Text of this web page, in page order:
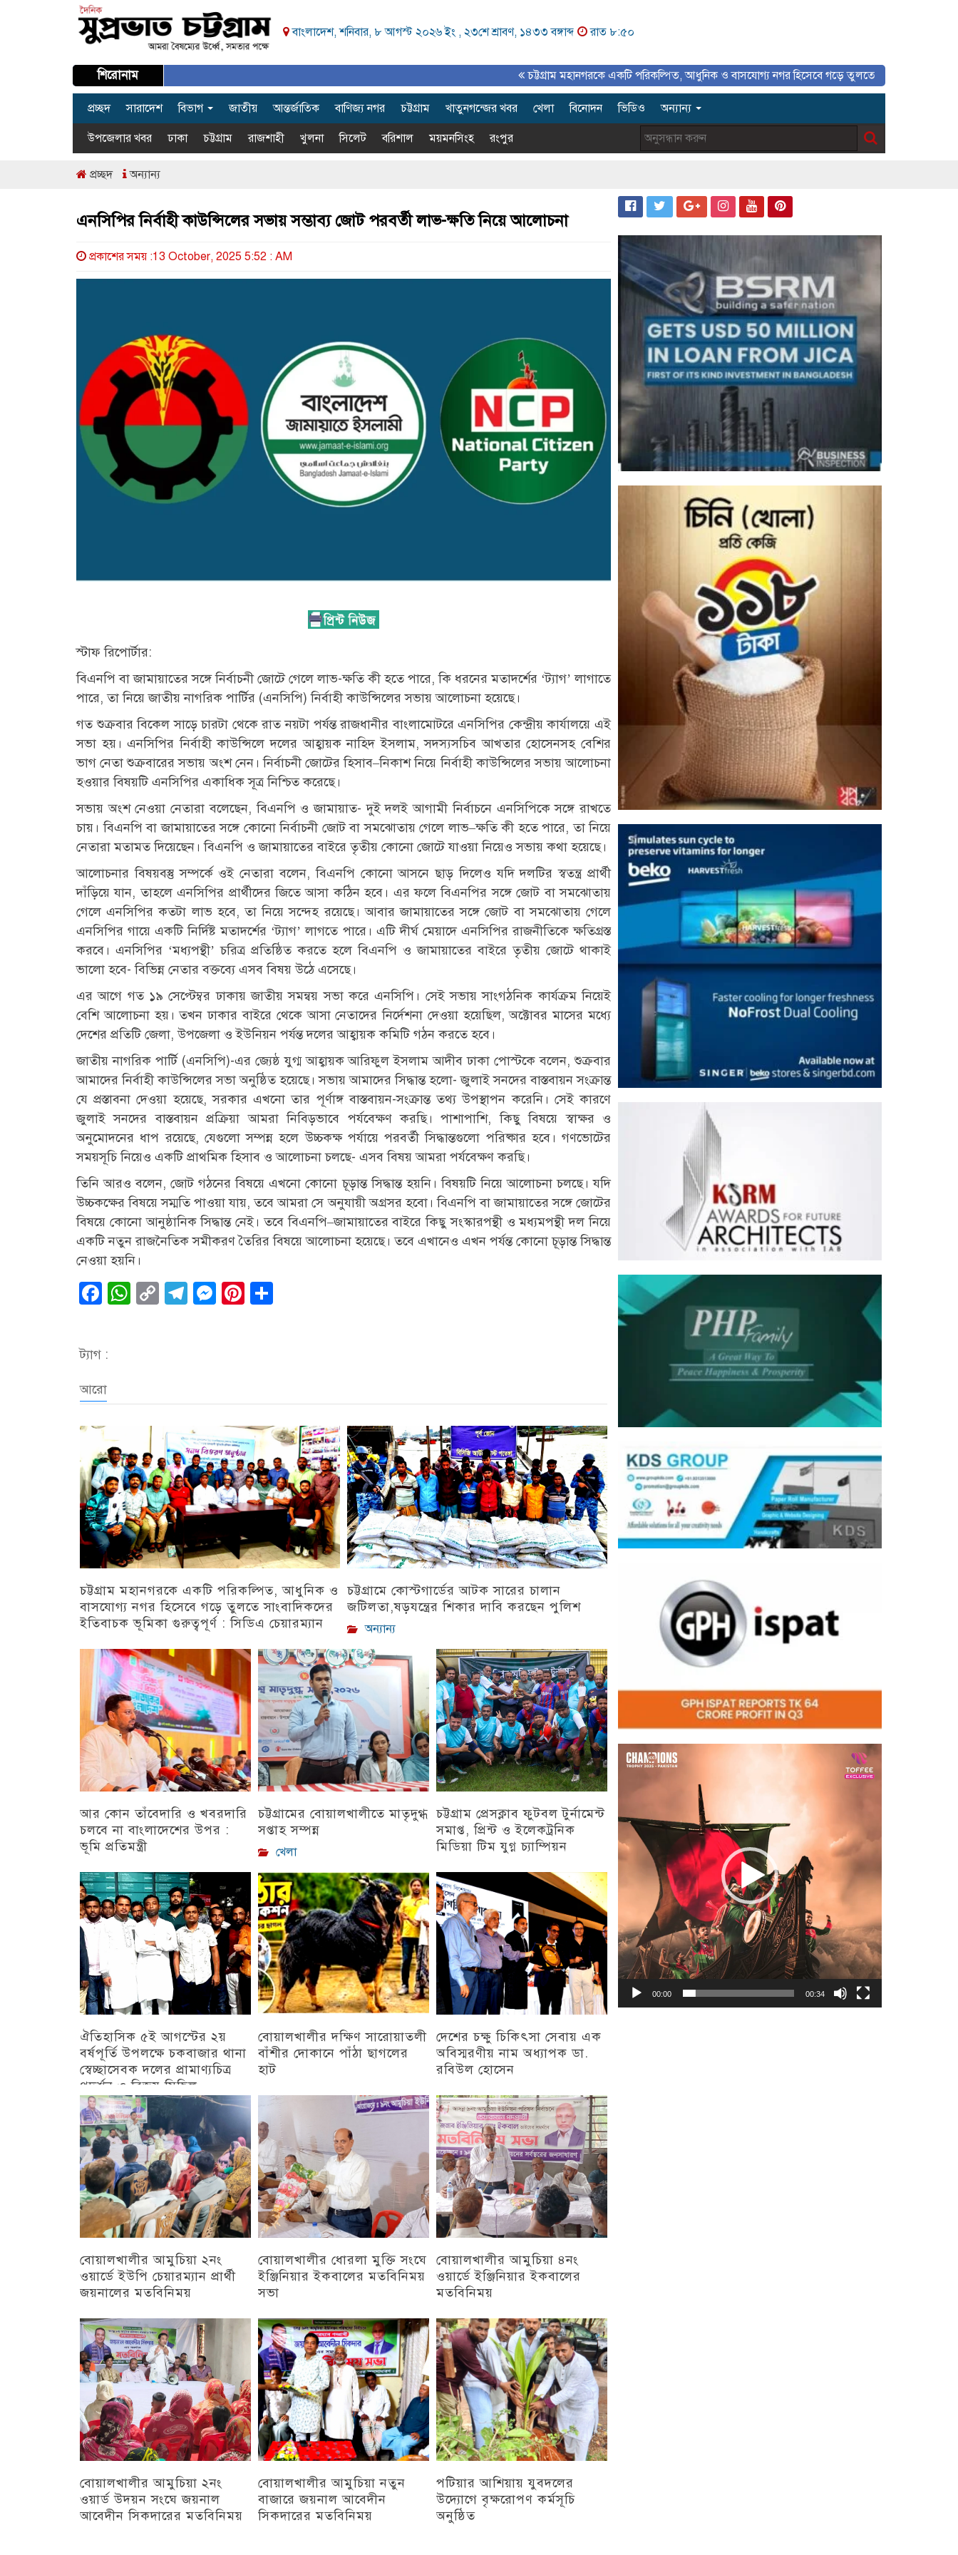
বাংলাদেশ, শনিবার, ৮ আগস্ট ২০২৬ ইং , ২৩শে শ্রাবণ, ১৪৩৩ বঙ্গাব্দ রাত ৮:৫০
শিরোনাম চট্টগ্রাম মহানগরকে একটি পরিকল্পিত, আধুনিক ও বাসযোগ্য নগর হিসেবে গড়ে তুলতে সাংবাদিকদের ইতিবাচক
প্রচ্ছদ সারাদেশ বিভাগ জাতীয় আন্তর্জাতিক বাণিজ্য নগর চট্টগ্রাম খাতুনগন্জের খবর খেলা বিনোদন ভিডিও অন্যান্য
উপজেলার খবর ঢাকা চট্টগ্রাম রাজশাহী খুলনা সিলেট বরিশাল ময়মনসিংহ রংপুর
প্রচ্ছদ অন্যান্য
এনসিপির নির্বাহী কাউন্সিলের সভায় সম্ভাব্য জোট পরবর্তী লাভ-ক্ষতি নিয়ে আলোচনা
প্রকাশের সময় :13 October, 2025 5:52 : AM
স্টাফ রিপোর্টার:
বিএনপি বা জামায়াতের সঙ্গে নির্বাচনী জোটে গেলে লাভ-ক্ষতি কী হতে পারে, কি ধরনের মতাদর্শের ‘ট্যাগ’ লাগাতে
পারে, তা নিয়ে জাতীয় নাগরিক পার্টির (এনসিপি) নির্বাহী কাউন্সিলের সভায় আলোচনা হয়েছে।
গত শুক্রবার বিকেল সাড়ে চারটা থেকে রাত নয়টা পর্যন্ত রাজধানীর বাংলামোটরে এনসিপির কেন্দ্রীয় কার্যালয়ে এই
সভা হয়। এনসিপির নির্বাহী কাউন্সিলে দলের আহ্বায়ক নাহিদ ইসলাম, সদস্যসচিব আখতার হোসেনসহ বেশির
ভাগ নেতা শুক্রবারের সভায় অংশ নেন। নির্বাচনী জোটের হিসাব–নিকাশ নিয়ে নির্বাহী কাউন্সিলের সভায় আলোচনা
হওয়ার বিষয়টি এনসিপির একাধিক সূত্র নিশ্চিত করেছে।
সভায় অংশ নেওয়া নেতারা বলেছেন, বিএনপি ও জামায়াত- দুই দলই আগামী নির্বাচনে এনসিপিকে সঙ্গে রাখতে
চায়। বিএনপি বা জামায়াতের সঙ্গে কোনো নির্বাচনী জোট বা সমঝোতায় গেলে লাভ–ক্ষতি কী হতে পারে, তা নিয়ে
নেতারা মতামত দিয়েছেন। বিএনপি ও জামায়াতের বাইরে তৃতীয় কোনো জোটে যাওয়া নিয়েও সভায় কথা হয়েছে।
আলোচনার বিষয়বস্তু সম্পর্কে ওই নেতারা বলেন, বিএনপি কোনো আসনে ছাড় দিলেও যদি দলটির স্বতন্ত্র প্রার্থী
দাঁড়িয়ে যান, তাহলে এনসিপির প্রার্থীদের জিতে আসা কঠিন হবে। এর ফলে বিএনপির সঙ্গে জোট বা সমঝোতায়
গেলে এনসিপির কতটা লাভ হবে, তা নিয়ে সন্দেহ রয়েছে। আবার জামায়াতের সঙ্গে জোট বা সমঝোতায় গেলে
এনসিপির গায়ে একটি নির্দিষ্ট মতাদর্শের ‘ট্যাগ’ লাগতে পারে। এটি দীর্ঘ মেয়াদে এনসিপির রাজনীতিকে ক্ষতিগ্রস্ত
করবে। এনসিপির ‘মধ্যপন্থী’ চরিত্র প্রতিষ্ঠিত করতে হলে বিএনপি ও জামায়াতের বাইরে তৃতীয় জোটে থাকাই
ভালো হবে- বিভিন্ন নেতার বক্তব্যে এসব বিষয় উঠে এসেছে।
এর আগে গত ১৯ সেপ্টেম্বর ঢাকায় জাতীয় সমন্বয় সভা করে এনসিপি। সেই সভায় সাংগঠনিক কার্যক্রম নিয়েই
বেশি আলোচনা হয়। তখন ঢাকার বাইরে থেকে আসা নেতাদের নির্দেশনা দেওয়া হয়েছিল, অক্টোবর মাসের মধ্যে
দেশের প্রতিটি জেলা, উপজেলা ও ইউনিয়ন পর্যন্ত দলের আহ্বায়ক কমিটি গঠন করতে হবে।
জাতীয় নাগরিক পার্টি (এনসিপি)-এর জ্যেষ্ঠ যুগ্ম আহ্বায়ক আরিফুল ইসলাম আদীব ঢাকা পোস্টকে বলেন, শুক্রবার
আমাদের নির্বাহী কাউন্সিলের সভা অনুষ্ঠিত হয়েছে। সভায় আমাদের সিদ্ধান্ত হলো- জুলাই সনদের বাস্তবায়ন সংক্রান্ত
যে প্রস্তাবনা দেওয়া হয়েছে, সরকার এখনো তার পূর্ণাঙ্গ বাস্তবায়ন-সংক্রান্ত তথ্য উপস্থাপন করেনি। সেই কারণে
জুলাই সনদের বাস্তবায়ন প্রক্রিয়া আমরা নিবিড়ভাবে পর্যবেক্ষণ করছি। পাশাপাশি, কিছু বিষয়ে স্বাক্ষর ও
অনুমোদনের ধাপ রয়েছে, যেগুলো সম্পন্ন হলে উচ্চকক্ষ পর্যায়ে পরবর্তী সিদ্ধান্তগুলো পরিষ্কার হবে। গণভোটের
সময়সূচি নিয়েও একটি প্রাথমিক হিসাব ও আলোচনা চলছে- এসব বিষয় আমরা পর্যবেক্ষণ করছি।
তিনি আরও বলেন, জোট গঠনের বিষয়ে এখনো কোনো চূড়ান্ত সিদ্ধান্ত হয়নি। বিষয়টি নিয়ে আলোচনা চলছে। যদি
উচ্চকক্ষের বিষয়ে সম্মতি পাওয়া যায়, তবে আমরা সে অনুযায়ী অগ্রসর হবো। বিএনপি বা জামায়াতের সঙ্গে জোটের
বিষয়ে কোনো আনুষ্ঠানিক সিদ্ধান্ত নেই। তবে বিএনপি–জামায়াতের বাইরে কিছু সংস্কারপন্থী ও মধ্যমপন্থী দল নিয়ে
একটি নতুন রাজনৈতিক সমীকরণ তৈরির বিষয়ে আলোচনা হয়েছে। তবে এখানেও এখন পর্যন্ত কোনো চূড়ান্ত সিদ্ধান্ত
নেওয়া হয়নি।
Facebook
WhatsApp
CopyTelegram
Messenger
Pinterest
ট্যাগ :
আরো
চট্টগ্রাম মহানগরকে একটি পরিকল্পিত, আধুনিক ও
বাসযোগ্য নগর হিসেবে গড়ে তুলতে সাংবাদিকদের
ইতিবাচক ভূমিকা গুরুত্বপূর্ণ : সিডিএ চেয়ারম্যান
চট্টগ্রাম
চট্টগ্রামে কোস্টগার্ডের আটক সারের চালান
জটিলতা,ষড়যন্ত্রের শিকার দাবি করছেন পুলিশ
অন্যান্য
আর কোন তাঁবেদারি ও খবরদারি
চলবে না বাংলাদেশের উপর :
ভূমি প্রতিমন্ত্রী
চট্টগ্রাম
চট্টগ্রামের বোয়ালখালীতে মাতৃদুগ্ধ
সপ্তাহ সম্পন্ন
খেলা
চট্টগ্রাম প্রেসক্লাব ফুটবল টুর্নামেন্ট
সমাপ্ত, প্রিন্ট ও ইলেকট্রনিক
মিডিয়া টিম যুগ্ন চ্যাম্পিয়ন
চট্টগ্রাম
ঐতিহাসিক ৫ই আগস্টের ২য়
বর্ষপূর্তি উপলক্ষে চকবাজার থানা
স্বেচ্ছাসেবক দলের প্রামাণ্যচিত্র
প্রদর্শন ও বিজয় মিছিল
চট্টগ্রাম
বোয়ালখালীর দক্ষিণ সারোয়াতলী
বাঁশীর দোকানে পাঁঠা ছাগলের
হাট
চট্টগ্রাম
দেশের চক্ষু চিকিৎসা সেবায় এক
অবিস্মরণীয় নাম অধ্যাপক ডা.
রবিউল হোসেন
চট্টগ্রাম
বোয়ালখালীর আমুচিয়া ২নং
ওয়ার্ডে ইউপি চেয়ারম্যান প্রার্থী
জয়নালের মতবিনিময়
চট্টগ্রাম
বোয়ালখালীর ধোরলা মুক্তি সংঘে
ইঞ্জিনিয়ার ইকবালের মতবিনিময়
সভা
চট্টগ্রাম
বোয়ালখালীর আমুচিয়া ৪নং
ওয়ার্ডে ইঞ্জিনিয়ার ইকবালের
মতবিনিময়
চট্টগ্রাম
বোয়ালখালীর আমুচিয়া ২নং
ওয়ার্ড উদয়ন সংঘে জয়নাল
আবেদীন সিকদারের মতবিনিময়
বোয়ালখালীর আমুচিয়া নতুন
বাজারে জয়নাল আবেদীন
সিকদারের মতবিনিময়
পটিয়ার আশিয়ায় যুবদলের
উদ্যোগে বৃক্ষরোপণ কর্মসূচি
অনুষ্ঠিত
Video
Player
00:00 00:34